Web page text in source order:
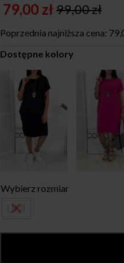
99,00zł
Original
price
was:
99,00 zł.
79,00 zł
Current
price
is:
79,00 zł.
Poprzednia najniższa cena:
Dostępne kolory
Wybierz rozmiar
UNI